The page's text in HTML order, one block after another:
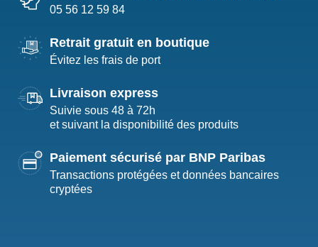
05 56 12 59 84
Retrait gratuit en boutique
Évitez les frais de port
Livraison express
Suivie sous 48 à 72h
et suivant la disponibilité des produits
Paiement sécurisé par BNP Paribas
Transactions protégées et données bancaires
cryptées